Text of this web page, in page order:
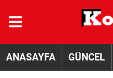
ANASAYFA GÜNCEL